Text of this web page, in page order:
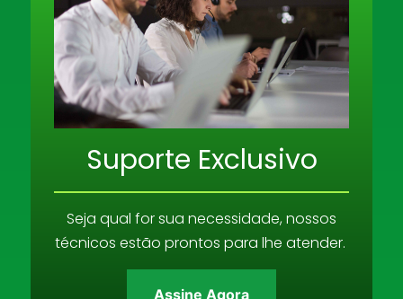
Suporte Exclusivo
Seja qual for sua necessidade, nossos
técnicos estão prontos para lhe atender.
Assine Agora